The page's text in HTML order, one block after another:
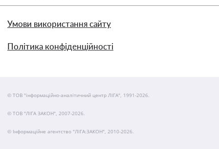
Умови використання сайту
Політика конфіденційності
© ТОВ "інформаційно-аналітичний центр ЛІГА", 1991-2026.
© ТОВ "ЛІГА ЗАКОН", 2007-2026.
© Інформаційне агентство "ЛІГА:ЗАКОН", 2010-2026.